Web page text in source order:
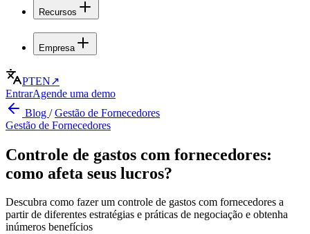
Recursos
Empresa
PTEN↗
EntrarAgende uma demo
Blog /Gestão de Fornecedores
Gestão de Fornecedores
Controle de gastos com fornecedores:
como afeta seus lucros?
Descubra como fazer um controle de gastos com fornecedores a
partir de diferentes estratégias e práticas de negociação e obtenha
inúmeros benefícios